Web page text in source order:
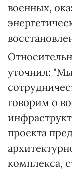
военных,
уточнил:
говорим о
проекта
комплекса,